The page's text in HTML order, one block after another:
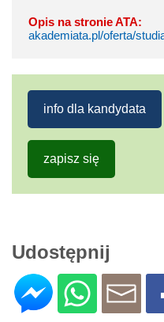
Opis na stronie ATA:
akademiata.pl/oferta/
info dla kandydata
zapisz się
Udostępnij